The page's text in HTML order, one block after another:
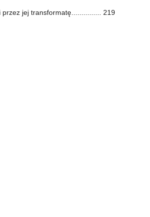
jej transformatę............... 219